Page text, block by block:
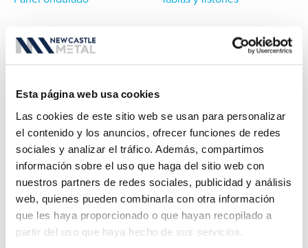
Esta página web usa cookies
Las cookies de este sitio web se usan para personalizar
el contenido y los anuncios, ofrecer funciones de redes
sociales y analizar el tráfico. Además, compartimos
información sobre el uso que haga del sitio web con
nuestros partners de redes sociales, publicidad y análisis
web, quienes pueden combinarla con otra información
que les haya proporcionado o que hayan recopilado a
partir del uso que haya hecho de sus servicios.
ASOCIACIONES PARA LA FABRICACIÓN